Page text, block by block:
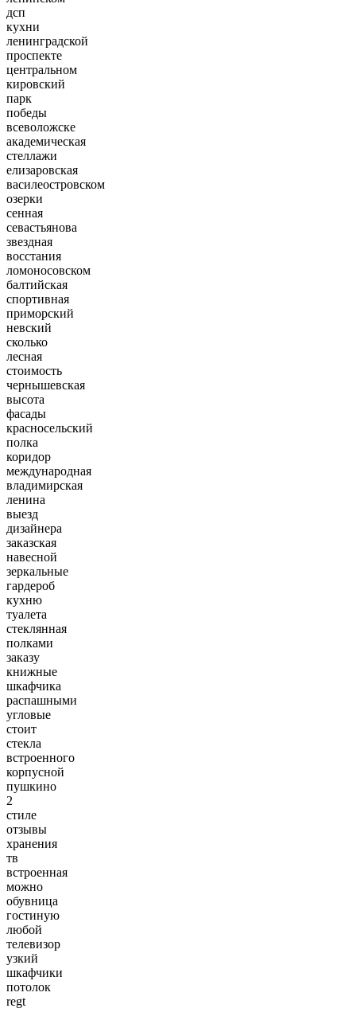
дсп
кухни
ленинградской
проспекте
центральном
кировский
парк
победы
всеволожске
академическая
стеллажи
елизаровская
василеостровском
озерки
сенная
севастьянова
звездная
восстания
ломоносовском
балтийская
спортивная
приморский
невский
сколько
лесная
стоимость
чернышевская
высота
фасады
красносельский
полка
коридор
международная
владимирская
ленина
выезд
дизайнера
заказская
навесной
зеркальные
гардероб
кухню
туалета
стеклянная
полками
заказу
книжные
шкафчика
распашными
угловые
стоит
стекла
встроенного
корпусной
пушкино
2
стиле
отзывы
хранения
тв
встроенная
можно
обувница
гостиную
любой
телевизор
узкий
шкафчики
потолок
regt